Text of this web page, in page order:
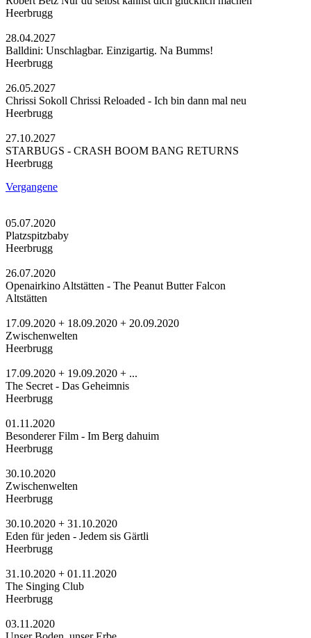
Heerbrugg
28.04.2027
Balldini: Unschlagbar. Einzigartig. Na Bumms!
Heerbrugg
26.05.2027
Chrissi Sokoll Chrissi Reloaded - Ich bin dann mal neu
Heerbrugg
27.10.2027
STARBUGS - CRASH BOOM BANG RETURNS
Heerbrugg
Vergangene
05.07.2020
Platzspitzbaby
Heerbrugg
26.07.2020
Openairkino Altstätten - The Peanut Butter Falcon
Altstätten
17.09.2020 + 18.09.2020 + 20.09.2020
Zwischenwelten
Heerbrugg
17.09.2020 + 19.09.2020 + ...
The Secret - Das Geheimnis
Heerbrugg
01.11.2020
Besonderer Film - Im Berg dahuim
Heerbrugg
30.10.2020
Zwischenwelten
Heerbrugg
30.10.2020 + 31.10.2020
Eden für jeden - Jedem sis Gärtli
Heerbrugg
31.10.2020 + 01.11.2020
The Singing Club
Heerbrugg
03.11.2020